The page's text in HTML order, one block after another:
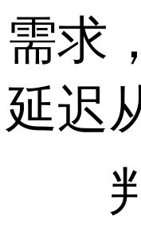
需求
延迟
判